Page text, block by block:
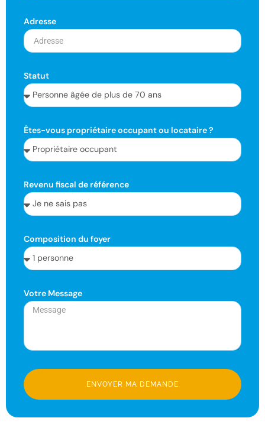
Adresse
Statut
Êtes-vous propriétaire occupant ou locataire ?
Revenu fiscal de référence
Composition du foyer
Votre Message
ENVOYER MA DEMANDE